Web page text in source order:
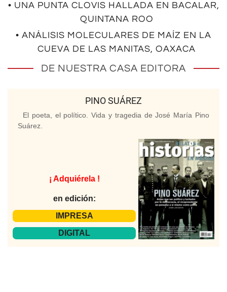
• UNA PUNTA CLOVIS HALLADA EN BACALAR,
QUINTANA ROO
• ANÁLISIS MOLECULARES DE MAÍZ EN LA
CUEVA DE LAS MANITAS, OAXACA
DE NUESTRA CASA EDITORA
PINO SUÁREZ
El poeta, el político. Vida y tragedia de José María Pino
Suárez.
¡ Adquiérela !
en edición:
IMPRESA
DIGITAL